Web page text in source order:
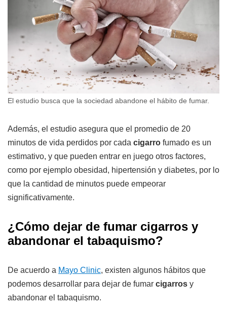
El estudio busca que la sociedad abandone el hábito de fumar.
Además, el estudio asegura que el promedio de 20
minutos de vida perdidos por cada cigarro fumado es un
estimativo, y que pueden entrar en juego otros factores,
como por ejemplo obesidad, hipertensión y diabetes, por lo
que la cantidad de minutos puede empeorar
significativamente.
¿Cómo dejar de fumar cigarros y
abandonar el tabaquismo?
De acuerdo a Mayo Clinic, existen algunos hábitos que
podemos desarrollar para dejar de fumar cigarros y
abandonar el tabaquismo.